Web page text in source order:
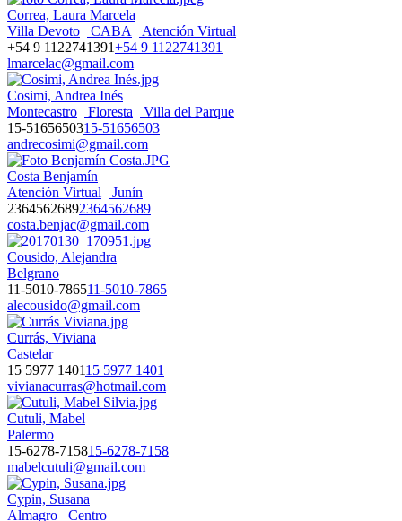
Correa, Laura Marcela
Villa Devoto
CABA
Atención Virtual
+54 9 1122741391+54 9 1122741391
lmarcelac@gmail.com
Cosimi, Andrea Inés
Montecastro
Floresta
Villa del Parque
15-5165650315-51656503
andrecosimi@gmail.com
Costa Benjamín
Atención Virtual
Junín
23645626892364562689
costa.benjac@gmail.com
Cousido, Alejandra
Belgrano
11-5010-786511-5010-7865
alecousido@gmail.com
Currás, Viviana
Castelar
15 5977 140115 5977 1401
vivianacurras@hotmail.com
Cutuli, Mabel
Palermo
15-6278-715815-6278-7158
mabelcutuli@gmail.com
Cypin, Susana
Almagro
Centro